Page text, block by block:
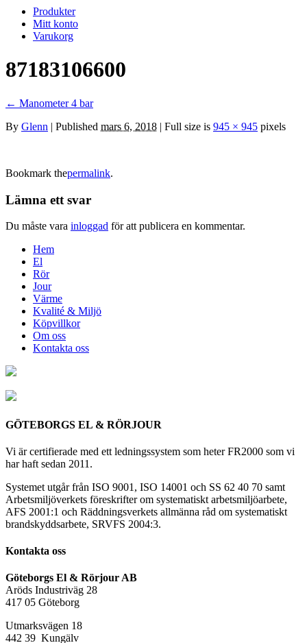
Produkter
Mitt konto
Varukorg
87183106600
← Manometer 4 bar
By Glenn | Published mars 6, 2018 | Full size is 945 × 945 pixels
Bookmark thepermalink.
Lämna ett svar
Du måste vara inloggad för att publicera en kommentar.
Hem
El
Rör
Jour
Värme
Kvalité & Miljö
Köpvillkor
Om oss
Kontakta oss
GÖTEBORGS EL & RÖRJOUR
Vi är certifierade med ett ledningssystem som heter FR2000 som vi
har haft sedan 2011.
Systemet utgår från ISO 9001, ISO 14001 och SS 62 40 70 samt
Arbetsmiljöverkets föreskrifter om systematiskt arbetsmiljöarbete,
AFS 2001:1 och Räddningsverkets allmänna råd om systematiskt
brandskyddsarbete, SRVFS 2004:3.
Kontakta oss
Göteborgs El & Rörjour AB
Aröds Industriväg 28
417 05 Göteborg
Utmarksvägen 18
442 39 Kungälv